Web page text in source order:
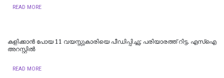
READ MORE
കളിക്കാൻ പോയ 11 വയസ്സുകാരിയെ പീഡിപ്പിച്ചു; പരിയാരത്ത് റിട്ട. എസ്ഐ
അറസ്റ്റിൽ
READ MORE